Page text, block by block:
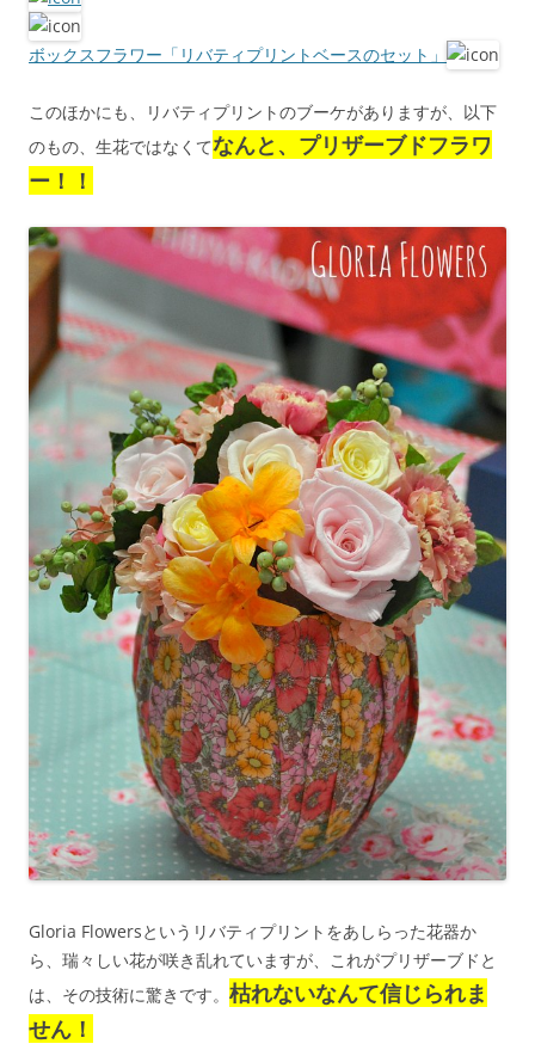
ボックスフラワー「リバティプリントベースのセット」
このほかにも、リバティプリントのブーケがありますが、以下
のもの、生花ではなくてなんと、プリザーブドフラワ
ー！！
Gloria Flowersというリバティプリントをあしらった花器か
ら、瑞々しい花が咲き乱れていますが、これがプリザーブドと
は、その技術に驚きです。 枯れないなんて信じられま
せん！